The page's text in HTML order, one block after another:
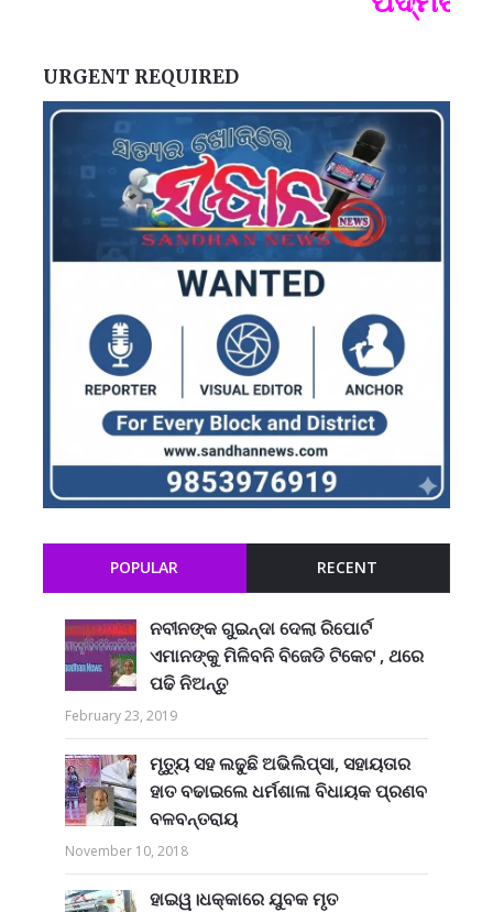
URGENT REQUIRED
POPULAR RECENT
ନବୀନଙ୍କ ଗୁଇନ୍ଦା ଦେଲା ରିପୋର୍ଟ
ଏମାନଙ୍କୁ ମିଳିବନି ବିଜେଡି ଟିକେଟ , ଥରେ
ପଢି ନିଅନ୍ତୁ
February 23, 2019
ମୃତ୍ୟୁ ସହ ଲଢୁଛି ଅଭିଲିପ୍ସା, ସହାୟତାର
ହାତ ବଢାଇଲେ ଧର୍ମଶାଳା ବିଧାୟକ ପ୍ରଣବ
ବଳବନ୍ତରାୟ
November 10, 2018
ହାଇୱ।ଧକ୍କାରେ ଯୁବକ ମୃତ